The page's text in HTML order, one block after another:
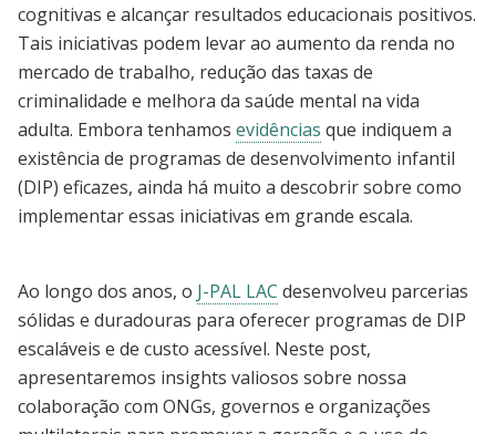
cognitivas e alcançar resultados educacionais positivos.
Tais iniciativas podem levar ao aumento da renda no
mercado de trabalho, redução das taxas de
criminalidade e melhora da saúde mental na vida
adulta. Embora tenhamos evidências que indiquem a
existência de programas de desenvolvimento infantil
(DIP) eficazes, ainda há muito a descobrir sobre como
implementar essas iniciativas em grande escala.
Ao longo dos anos, o J-PAL LAC desenvolveu parcerias
sólidas e duradouras para oferecer programas de DIP
escaláveis e de custo acessível. Neste post,
apresentaremos insights valiosos sobre nossa
colaboração com ONGs, governos e organizações